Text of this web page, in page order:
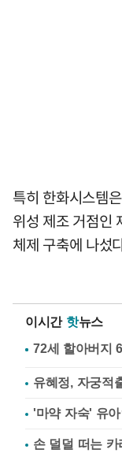
특히 한화시스템
위성 제조 거점인
체제 구축에 나섰
이시간 핫뉴스
유혜정, 자궁적
'마약 자숙' 유
손 덜덜 떠는